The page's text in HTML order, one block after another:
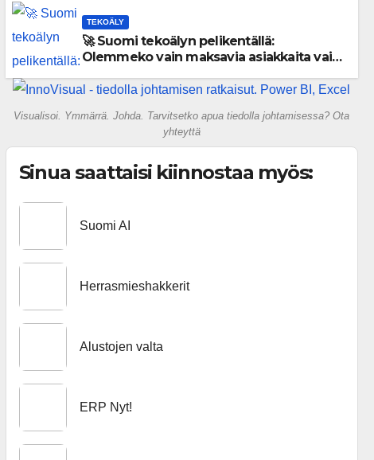
TEKOÄLY
🚀 Suomi tekoälyn pelikentällä:
Olemmeko vain maksavia asiakkaita vai
gigatehtaan?
Visualisoi. Ymmärrä. Johda. Tarvitsetko apua tiedolla johtamisessa? Ota
yhteyttä
Sinua saattaisi kiinnostaa myös:
Suomi AI
Herrasmieshakkerit
Alustojen valta
ERP Nyt!